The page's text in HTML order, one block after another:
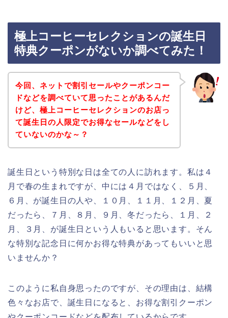
極上コーヒーセレクションの誕生日
特典クーポンがないか調べてみた！
今回、ネットで割引セールやクーポンコー
ドなどを調べていて思ったことがあるんだ
けど、極上コーヒーセレクションのお店っ
て誕生日の人限定でお得なセールなどをし
ていないのかな～？
誕生日という特別な日は全ての人に訪れます。私は４
月で春の生まれですが、中には４月ではなく、５月、
６月、が誕生日の人や、１０月、１１月、１２月、夏
だったら、７月、８月、９月、冬だったら、１月、２
月、３月、が誕生日という人もいると思います。そん
な特別な記念日に何かお得な特典があってもいいと思
いませんか？
このように私自身思ったのですが、その理由は、結構
色々なお店で、誕生日になると、お得な割引クーポン